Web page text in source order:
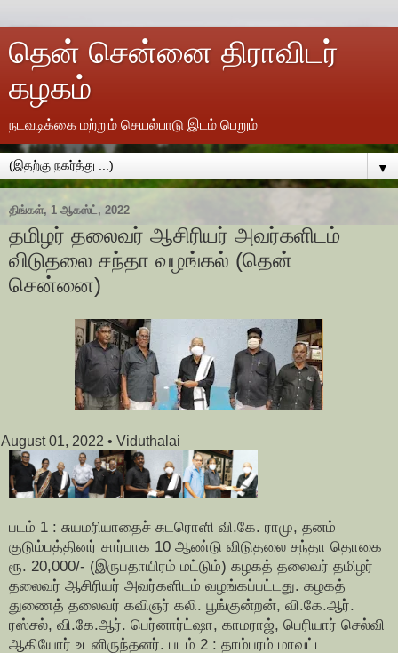
தென் சென்னை திராவிடர்
கழகம்
நடவடிக்கை மற்றும் செயல்பாடு இடம் பெறும்
▼
திங்கள், 1 ஆகஸ்ட், 2022
தமிழர் தலைவர் ஆசிரியர் அவர்களிடம்
விடுதலை சந்தா வழங்கல் (தென்
சென்னை)
01, 2022• Viduthalai
படம் 1 : சுயமரியாதைச் சுடரொளி வி.கே. ராமு, தனம்
குடும்பத்தினர் சார்பாக 10 ஆண்டு விடுதலை சந்தா தொகை
ரூ. 20,000/- (இருபதாயிரம் மட்டும்) கழகத் தலைவர் தமிழர்
தலைவர் ஆசிரியர் அவர்களிடம் வழங்கப்பட்டது. கழகத்
துணைத் தலைவர் கவிஞர் கலி. பூங்குன்றன், வி.கே.ஆர்.
ரஸ்சல், வி.கே.ஆர். பெர்னார்ட்ஷா, காமராஜ், பெரியார் செல்வி
ஆகியோர் உடனிருந்தனர். படம் 2 : தாம்பரம் மாவட்ட